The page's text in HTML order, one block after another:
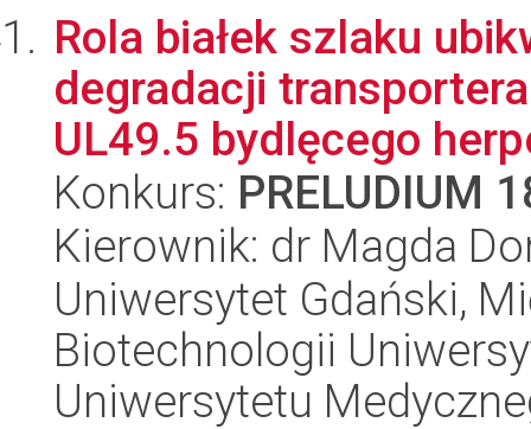
Rola białek szlaku
degradacji
UL49.5 bydlęcego
Konkurs: PRELUDIUM
Kierownik: dr Magda
Uniwersytet Gdański,
Biotechnologii
Uniwersytetu